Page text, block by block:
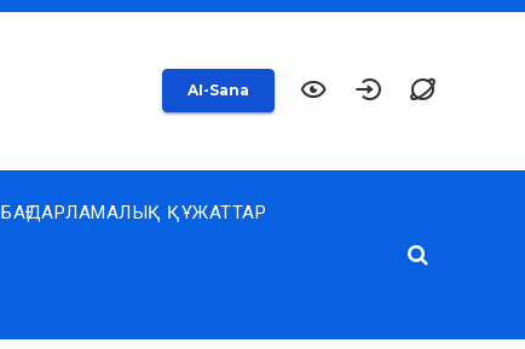
AI-Sana
БАҒДАРЛАМАЛЫҚ ҚҰЖАТТАР